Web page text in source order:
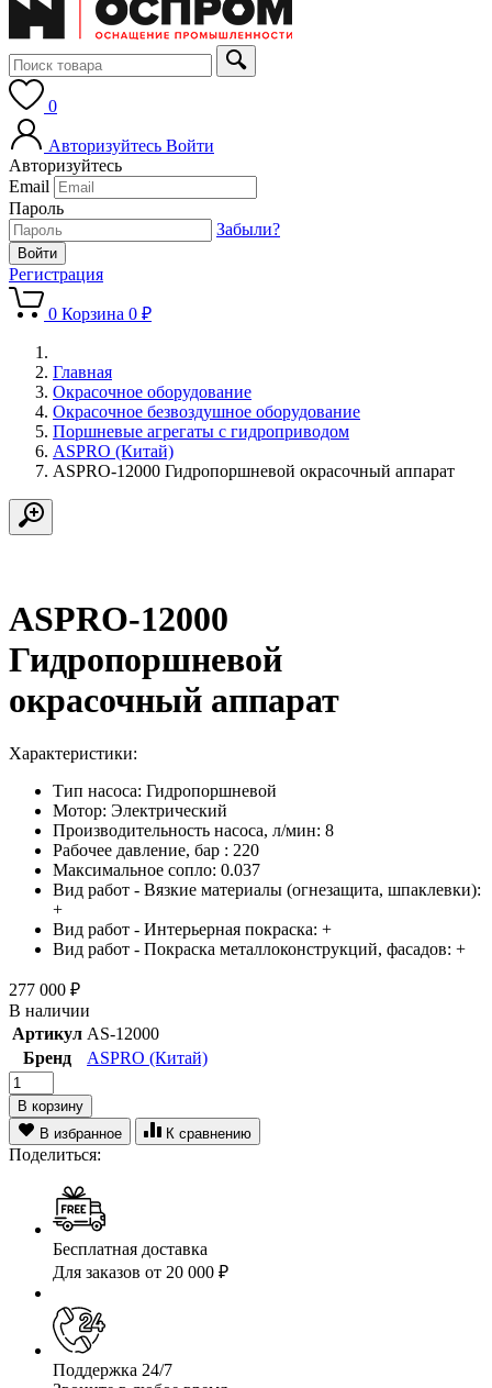
0
Авторизуйтесь Войти
Авторизуйтесь
Email
Пароль
Забыли?
Регистрация
0 Корзина 0 ₽
Главная
Окрасочное оборудование
Окрасочное безвоздушное оборудование
Поршневые агрегаты с гидроприводом
ASPRO (Китай)
ASPRO-12000 Гидропоршневой окрасочный аппарат
ASPRO-12000
Гидропоршневой
окрасочный аппарат
Характеристики:
Тип насоса: Гидропоршневой
Мотор: Электрический
Производительность насоса, л/мин: 8
Рабочее давление, бар : 220
Максимальное сопло: 0.037
Вид работ - Вязкие материалы (огнезащита, шпаклевки):
+
Вид работ - Интерьерная покраска: +
Вид работ - Покраска металлоконструкций, фасадов: +
277 000 ₽
В наличии
Артикул AS-12000
Бренд
ASPRO (Китай)
В корзину
В избранное
К сравнению
Поделиться:
Бесплатная доставка
Для заказов от 20 000 ₽
Поддержка 24/7